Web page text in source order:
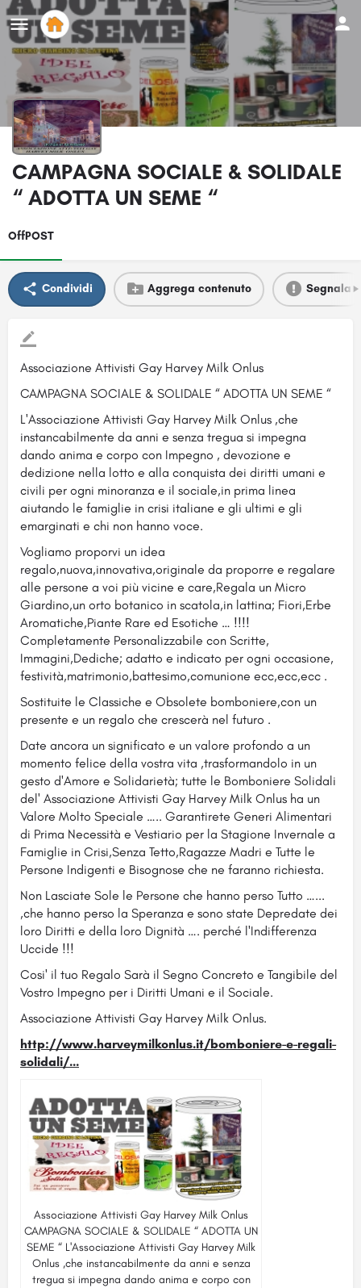
CAMPAGNA SOCIALE & SOLIDALE
“ ADOTTA UN SEME “
OffPOST
Condividi Aggrega contenuto Segnala
Associazione Attivisti Gay Harvey Milk Onlus
CAMPAGNA SOCIALE & SOLIDALE “ ADOTTA UN SEME “
L'Associazione Attivisti Gay Harvey Milk Onlus ,che
instancabilmente da anni e senza tregua si impegna
dando anima e corpo con Impegno , devozione e
dedizione nella lotto e alla conquista dei diritti umani e
civili per ogni minoranza e il sociale,in prima linea
aiutando le famiglie in crisi italiane e gli ultimi e gli
emarginati e chi non hanno voce.
Vogliamo proporvi un idea
regalo,nuova,innovativa,originale da proporre e regalare
alle persone a voi più vicine e care,Regala un Micro
Giardino,un orto botanico in scatola,in lattina; Fiori,Erbe
Aromatiche,Piante Rare ed Esotiche … !!!!
Completamente Personalizzabile con Scritte,
Immagini,Dediche; adatto e indicato per ogni occasione,
festività,matrimonio,battesimo,comunione ecc,ecc,ecc .
Sostituite le Classiche e Obsolete bomboniere,con un
presente e un regalo che crescerà nel futuro .
Date ancora un significato e un valore profondo a un
momento felice della vostra vita ,trasformandolo in un
gesto d'Amore e Solidarietà; tutte le Bomboniere Solidali
del' Associazione Attivisti Gay Harvey Milk Onlus ha un
Valore Molto Speciale ….. Garantirete Generi Alimentari
di Prima Necessità e Vestiario per la Stagione Invernale a
Famiglie in Crisi,Senza Tetto,Ragazze Madri e Tutte le
Persone Indigenti e Bisognose che ne faranno richiesta.
Non Lasciate Sole le Persone che hanno perso Tutto …...
,che hanno perso la Speranza e sono state Depredate dei
loro Diritti e della loro Dignità …. perché l'Indifferenza
Uccide !!!
Cosi' il tuo Regalo Sarà il Segno Concreto e Tangibile del
Vostro Impegno per i Diritti Umani e il Sociale.
Associazione Attivisti Gay Harvey Milk Onlus.
http://www.harveymilkonlus.it/bomboniere-e-regali-
solidali/…
Associazione Attivisti Gay Harvey Milk Onlus
CAMPAGNA SOCIALE & SOLIDALE “ ADOTTA UN
SEME “ L'Associazione Attivisti Gay Harvey Milk
Onlus ,che instancabilmente da anni e senza
tregua si impegna dando anima e corpo con